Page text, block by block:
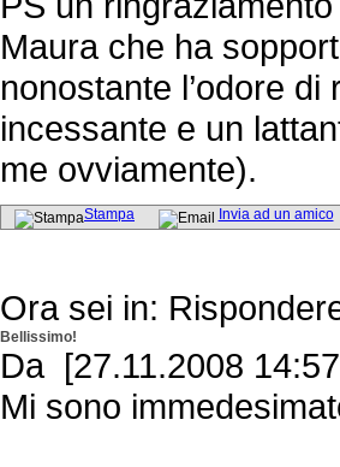
Maura che ha
nonostante l’odore
incessante e un
me ovviamente).
Stampa Invia ad un amico
Ora sei in:
Bellissimo!
Da [27.11.2008
Mi sono